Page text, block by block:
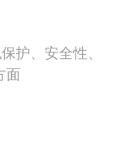
护、安全性、
面